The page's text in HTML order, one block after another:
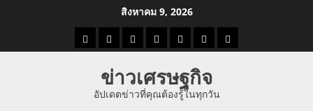
สิงหาคม 9, 2026
ราคาแนว
ราคา
ทอง
ข่าว
นี้
ข่าว
ดูด
ที่
ผู้ชาย
ข่าวเศรษฐกิจ
อัปเดตข่าวที่คุณต้องรู้ในทุกวัน